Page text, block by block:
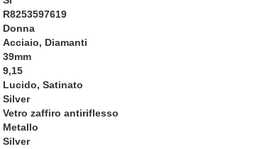
R8253597619
Donna
Acciaio, Diamanti
39mm
9,15
Lucido, Satinato
Silver
Vetro zaffiro antiriflesso
Metallo
Silver